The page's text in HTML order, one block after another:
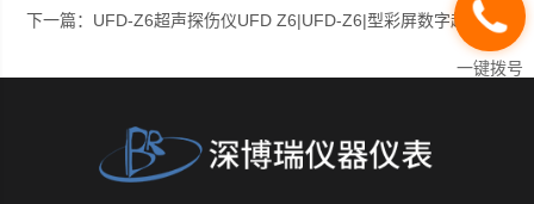
下一篇： UFD-Z6超声探伤仪UFD Z6|UFD-Z6|型彩屏数字超声探伤仪UFD-Z6
一键拨号